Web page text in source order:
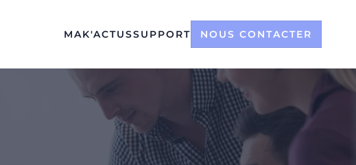
MAK'ACTUSSUPPORT NOUS CONTACTER